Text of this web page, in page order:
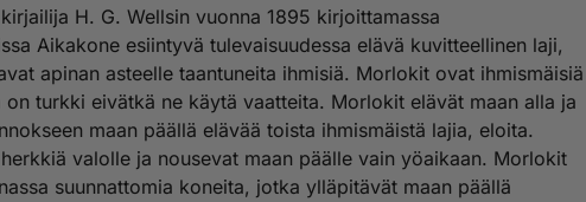
H. G. Wellsin vuonna 1895 kirjoittamassa
Aikakone esiintyvä tulevaisuudessa elävä kuvitteellinen laji,
apinan asteelle taantuneita ihmisiä. Morlokit ovat ihmismäisiä
turkki eivätkä ne käytä vaatteita. Morlokit elävät maan alla ja
maan päällä elävää toista ihmismäistä lajia, eloita.
valolle ja nousevat maan päälle vain yöaikaan. Morlokit
suunnattomia koneita, jotka ylläpitävät maan päällä